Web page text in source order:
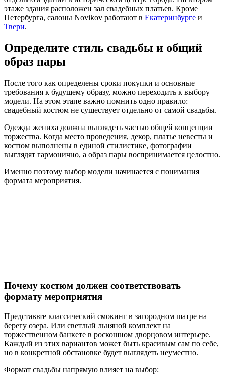
этаже здания расположен зал свадебных платьев. Кроме
Петербурга, салоны Novikov работают в Екатеринбурге и
Твери.
Определите стиль свадьбы и общий
образ пары
После того как определены сроки покупки и основные
требования к будущему образу, можно переходить к выбору
модели. На этом этапе важно помнить одно правило:
свадебный костюм не существует отдельно от самой свадьбы.
Одежда жениха должна выглядеть частью общей концепции
торжества. Когда место проведения, декор, платье невесты и
костюм выполнены в единой стилистике, фотографии
выглядят гармонично, а образ пары воспринимается целостно.
Именно поэтому выбор модели начинается с понимания
формата мероприятия.
Почему костюм должен соответствовать
формату мероприятия
Представьте классический смокинг в загородном шатре на
берегу озера. Или светлый льняной комплект на
торжественном банкете в роскошном дворцовом интерьере.
Каждый из этих вариантов может быть красивым сам по себе,
но в конкретной обстановке будет выглядеть неуместно.
Формат свадьбы напрямую влияет на выбор: